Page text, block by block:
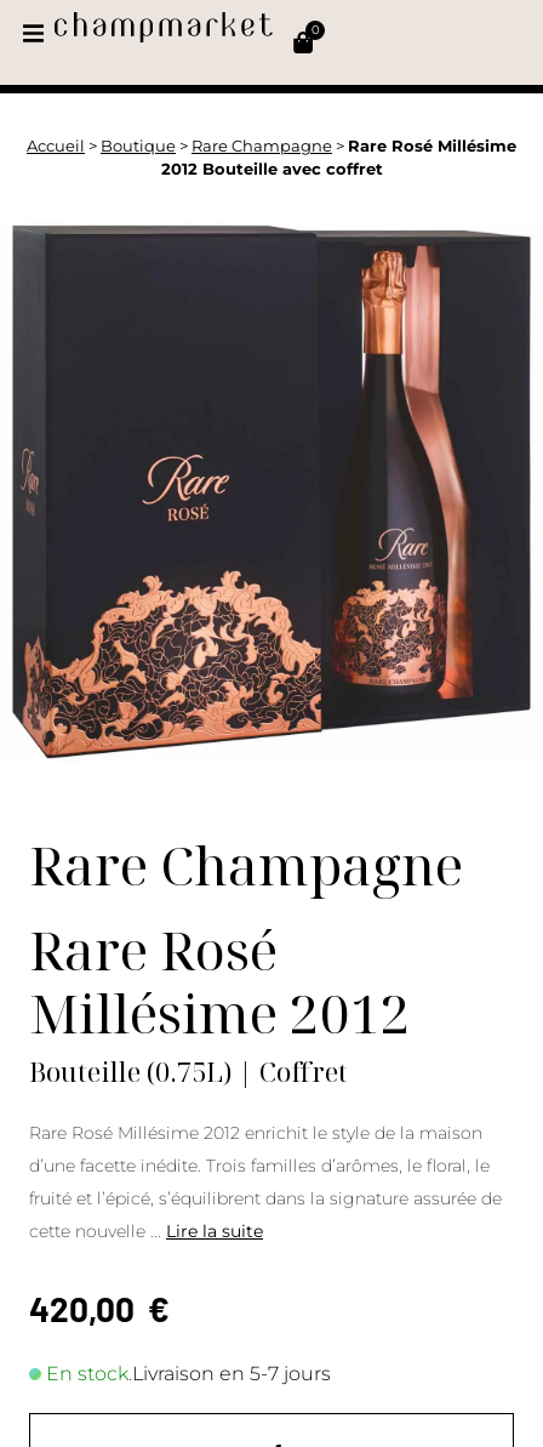
0
Accueil > Boutique > Rare Champagne > Rare Rosé Millésime
2012 Bouteille avec coffret
Rare Champagne
Rare Rosé
Millésime 2012
Bouteille (0.75L) | Coffret
Rare Rosé Millésime 2012 enrichit le style de la maison
d’une facette inédite. Trois familles d’arômes, le floral, le
fruité et l’épicé, s’équilibrent dans la signature assurée de
cette nouvelle
Lire la suite
420,00 €
En stock.Livraison en 5-7 jours